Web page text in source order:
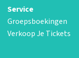
Service
Groepsboekingen
Verkoop Je Tickets